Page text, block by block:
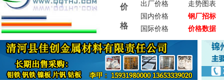
价
格
出厂价格
走势图表
国内价格
钢厂招标
国际价格
价格数据